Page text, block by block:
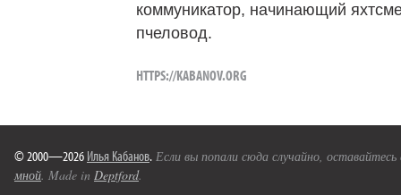
коммуникатор, начинающий
пчеловод.
HTTPS://KABANOV.ORG
© 2000—2026 Илья Кабанов. Если вы попали сюда случайно,
мной. Made in Deptford.